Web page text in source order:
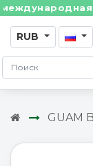
RUB
GUAM